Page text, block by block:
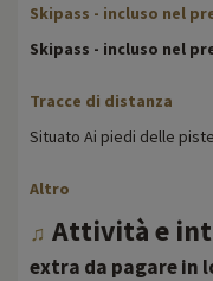
Skipass - incluso nel
Skipass - incluso nel
Tracce di distanza
Situato Ai piedi delle
Altro
♫ Attività e
extra da pagare in